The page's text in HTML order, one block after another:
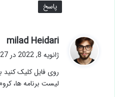
پاسخ
milad Heidari
ف
:
ژانویه 8, 2022 در 9:27 ق.ظ
لیست برنامه ها،